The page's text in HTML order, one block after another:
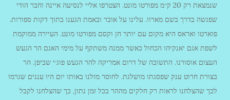
שנמצאת רק 20 ק״מ מפורטו מונט. הצטרפו אליי לנסיעה איינה וחבר הודי
שפגשה בדרך בשם מארוו. עלינו על אובר ובאמת הגענו בתוך דקות ספורות.
פוארטו ואראס היא מקום עם יותר חן וקסם מפורטו מונט. העיירה ממוקמת
לשפת אגם יאנקיהו הכחול כאשר ממנה משתקף על מימי האגם הר הגעש
העצום אוסורנו. התשובה של דרום אמריקה להר הגעש פוג׳י שביפן. הר
בצורת חרוט ענק שפסגתו מושלגת. לחוסר מזלנו באותו יום היו עננים שגרמו
לכך שהצלחנו לראות רק חלקים מההר בכל זמן נתון, כך שהצלחנו לקבל